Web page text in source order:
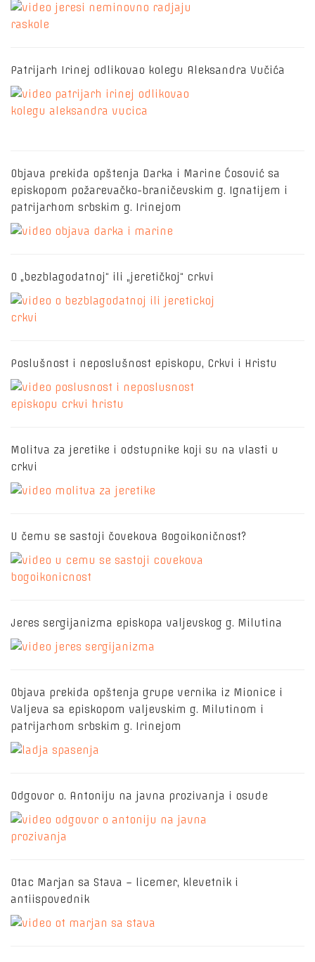
Patrijarh Irinej odlikovao kolegu Aleksandra Vučića
Objava prekida opštenja Darka i Marine Ćosović sa
episkopom požarevačko-braničevskim g. Ignatijem i
patrijarhom srbskim g. Irinejom
O „bezblagodatnoj“ ili „jeretičkoj“ crkvi
Poslušnost i neposlušnost episkopu, Crkvi i Hristu
Molitva za jeretike i odstupnike koji su na vlasti u
crkvi
U čemu se sastoji čovekova Bogoikoničnost?
Jeres sergijanizma episkopa valjevskog g. Milutina
Objava prekida opštenja grupe vernika iz Mionice i
Valjeva sa episkopom valjevskim g. Milutinom i
patrijarhom srbskim g. Irinejom
Odgovor o. Antoniju na javna prozivanja i osude
Otac Marjan sa Stava – licemer, klevetnik i
antiispovednik